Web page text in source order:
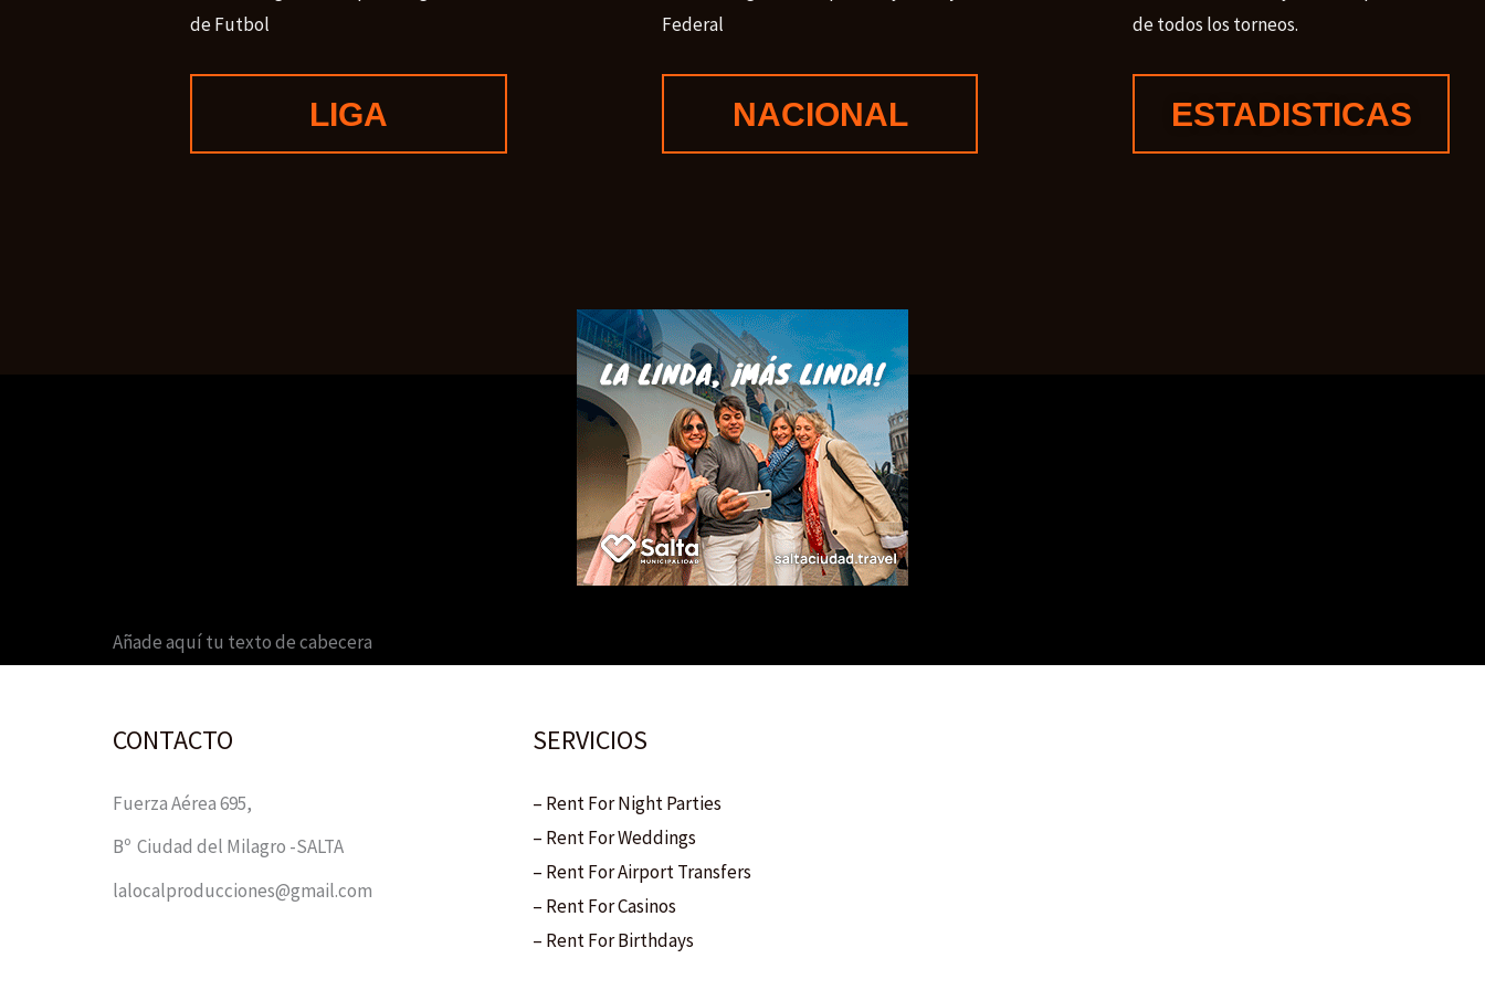
de Futbol
LIGA
Federal
NACIONAL
de todos los torneos.
ESTADISTICAS
Añade aquí tu texto de cabecera
CONTACTO
Fuerza Aérea 695,
Bº Ciudad del Milagro -SALTA
lalocalproducciones@gmail.com
SERVICIOS
– Rent For Night Parties
– Rent For Weddings
– Rent For Airport Transfers
– Rent For Casinos
– Rent For Birthdays